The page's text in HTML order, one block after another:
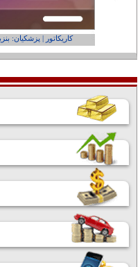
کاریکاتور | پزشکیان: